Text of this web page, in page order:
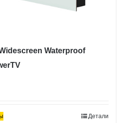
Waterproof
Детали